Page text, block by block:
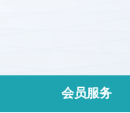
会员服务